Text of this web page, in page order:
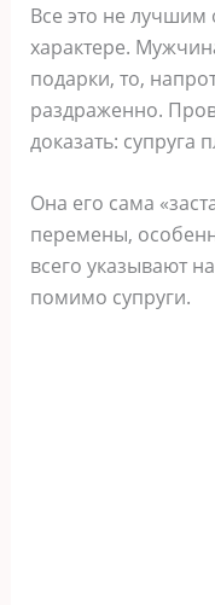
Все это не лучшим
характере.
подарки, то,
раздраженно.
доказать: супруга
Она его сама
перемены,
всего указывают
помимо супруги.